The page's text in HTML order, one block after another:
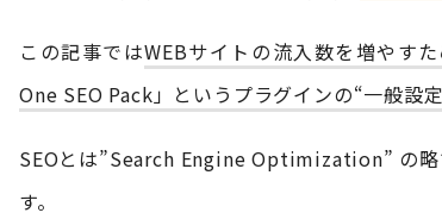
この記事ではWEBサイトの流入数を増やす
One SEO Pack」というプラグインの“一般設
SEOとは”Search Engine Optimization” の略
す。